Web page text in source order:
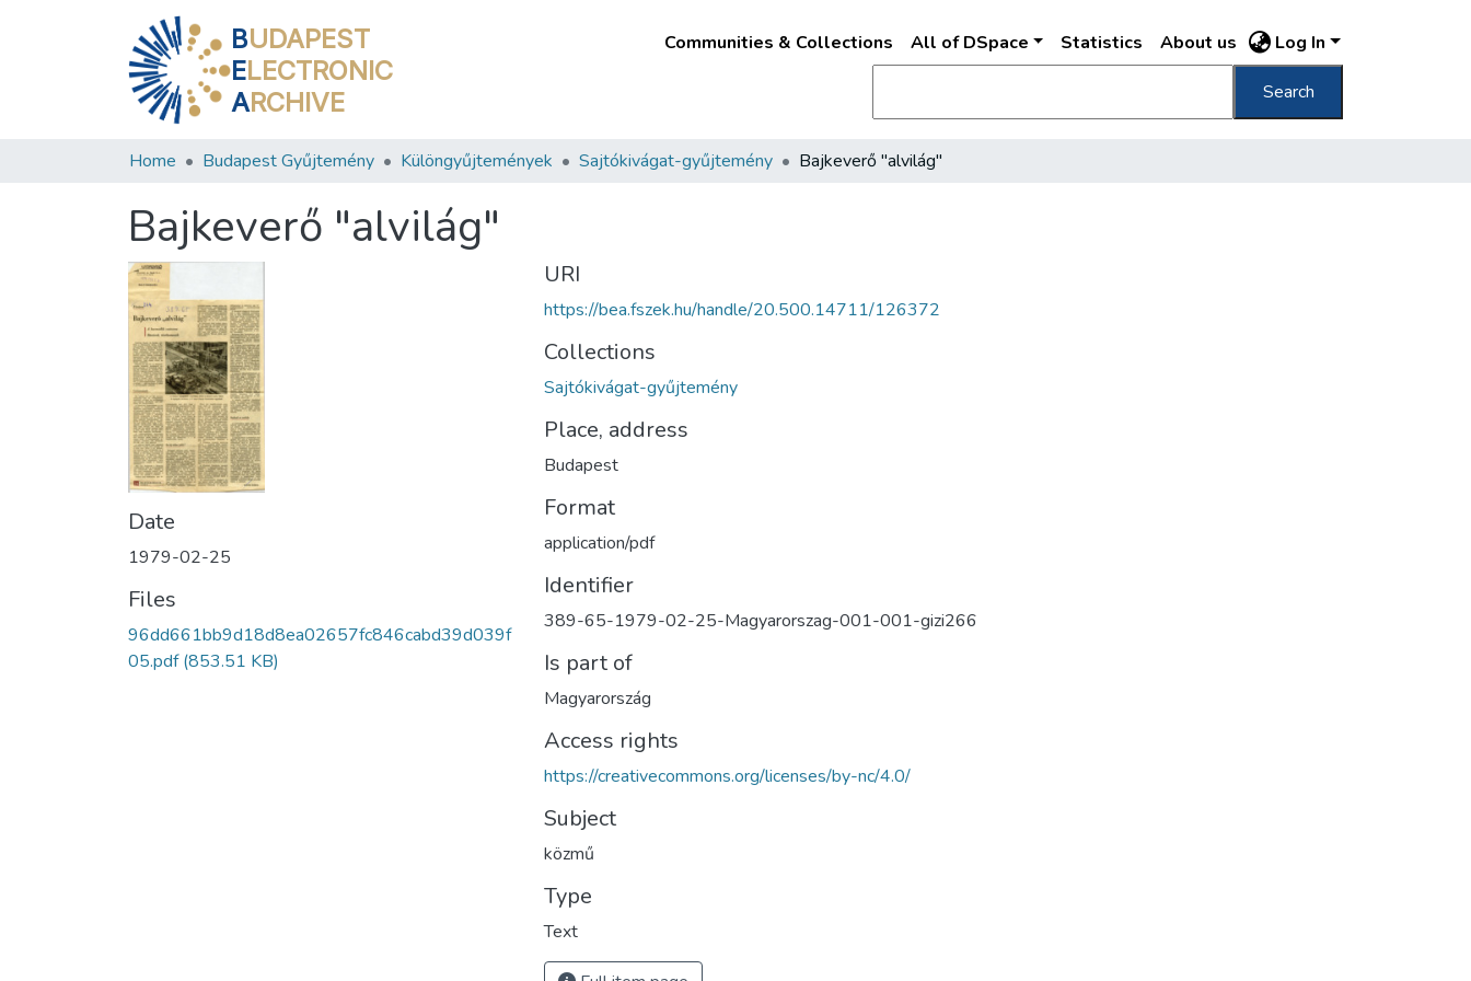
BUDAPEST
ELECTRONIC
ARCHIVE
Communities & Collections All of DSpace Statistics About us Log In
Search
Home Budapest Gyűjtemény Különgyűjtemények Sajtókivágat-gyűjtemény Bajkeverő "alvilág"
Bajkeverő "alvilág"
Date
1979-02-25
Files
96dd661bb9d18d8ea02657fc846cabd39d039f
05.pdf(853.51 KB)
URI
https://bea.fszek.hu/handle/20.500.14711/126372
Collections
Sajtókivágat-gyűjtemény
Place, address
Budapest
Format
application/pdf
Identifier
389-65-1979-02-25-Magyarorszag-001-001-gizi266
Is part of
Magyarország
Access rights
https://creativecommons.org/licenses/by-nc/4.0/
Subject
közmű
Type
Text